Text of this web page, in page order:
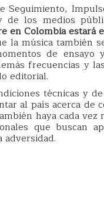
Seguimiento,
de los medios
en Colombia
la música también
de ensayo
frecuencias y
editorial.
técnicas y
al país acerca de
haya cada vez
que buscan